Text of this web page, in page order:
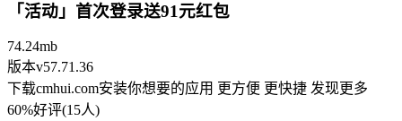
「活动」首次登录送91元红包
74.24mb
版本v57.71.36
下载cmhui.com安装你想要的应用 更方便 更快捷 发现更多
60%好评(15人)